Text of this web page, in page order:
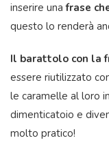
inserire unafrase
questo lo renderà
Il barattolo con la
essere riutilizzato
le caramelle al loro
dimenticatoio e
molto pratico!